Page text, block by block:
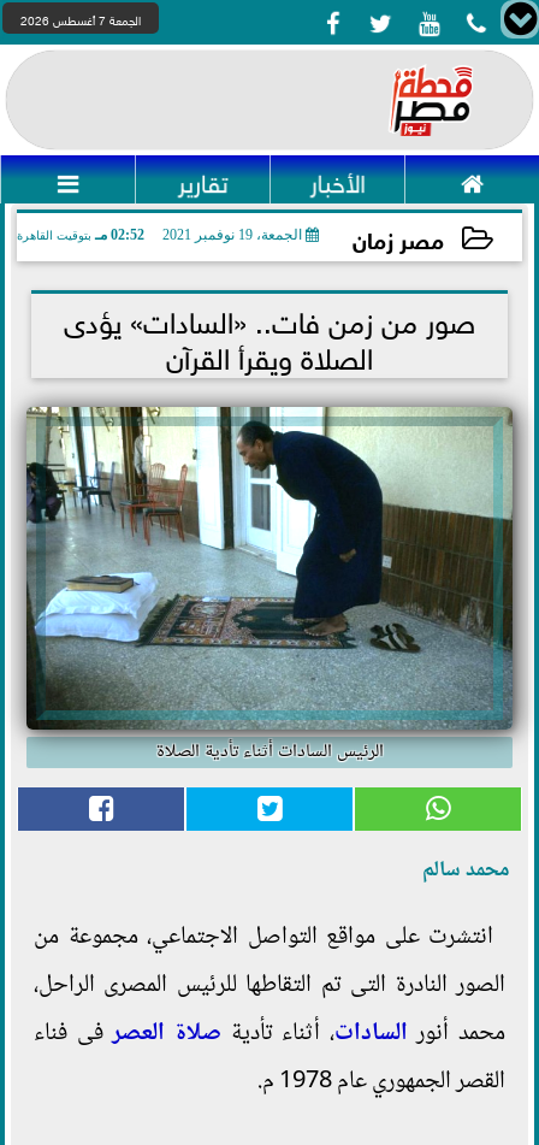
    الجمعة 7 أغسطس 2026
 الأخبار تقارير 
مصر زمان الجمعة، 19 نوفمبر 2021 02:52 مـ بتوقيت القاهرة
2021-11-19 14:52:23صور من زمن فات.. «السادات» يؤدى
الصلاة ويقرأ القرآن
الرئيس السادات أثناء تأدية الصلاة
محمد سالم
انتشرت على مواقع التواصل الاجتماعي، مجموعة من
الصور النادرة التى تم التقاطها للرئيس المصرى الراحل،
محمد أنور السادات، أثناء تأدية صلاة العصرفى فناء
القصر الجمهوري عام 1978 م.